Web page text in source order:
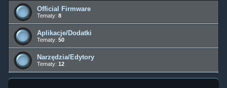
Official Firmware
Tematy: 8
Aplikacje/Dodatki
Tematy: 50
Narzędzia/Edytory
Tematy: 12